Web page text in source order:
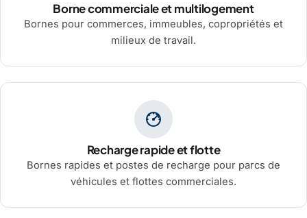
Borne commerciale et multilogement
Bornes pour commerces, immeubles, copropriétés et
milieux de travail.
Recharge rapide et flotte
Bornes rapides et postes de recharge pour parcs de
véhicules et flottes commerciales.